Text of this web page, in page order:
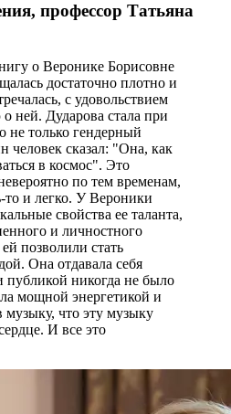
профессор Татьяна
о Веронике Борисовне
достаточно плотно и
с удовольствием
ней. Дударова стала при
не только гендерный
человек сказал: "Она, как
в космос". Это
по тем временам,
то и легко. У Вероники
свойства ее таланта,
и личностного
позволили стать
Она отдавала себя
никогда не было
мощной энергетикой и
что эту музыку
И все это